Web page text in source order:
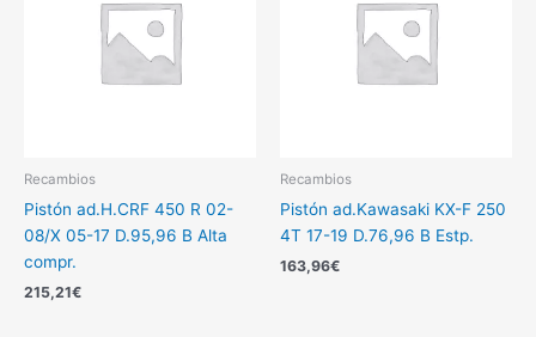
Recambios
Pistón ad.H.CRF 450 R 02-
08/X 05-17 D.95,96 B Alta
compr.
215,21€
Recambios
Pistón ad.Kawasaki KX-F 250
4T 17-19 D.76,96 B Estp.
163,96€